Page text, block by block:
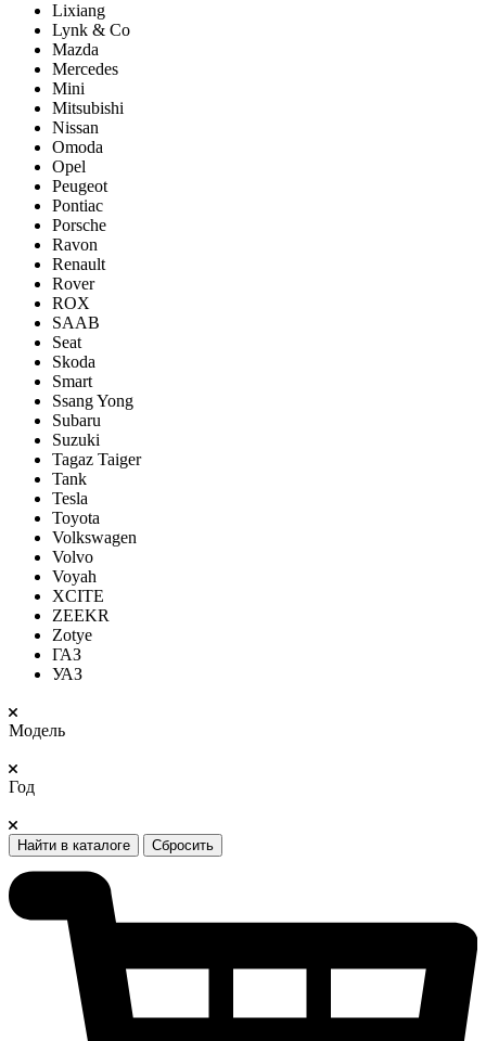
Lixiang
Lynk & Co
Mazda
Mercedes
Mini
Mitsubishi
Nissan
Omoda
Opel
Peugeot
Pontiac
Porsсhe
Ravon
Renault
Rover
ROX
SAAB
Seat
Skoda
Smart
Ssang Yong
Subaru
Suzuki
Tagaz Taiger
Tank
Tesla
Toyota
Volkswagen
Volvo
Voyah
XCITE
ZEEKR
Zotye
ГАЗ
УАЗ
Модель
Год
Найти в каталоге Сбросить